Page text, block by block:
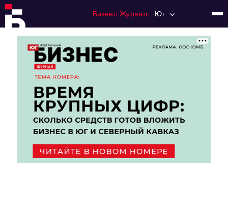
Бизнес Журнал: Юг
Франчайзинг
Номера журнала
Категории:
Финансы